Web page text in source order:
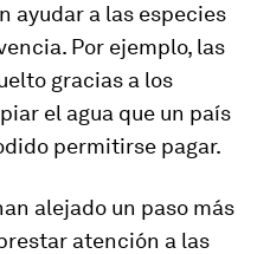
ayudar a las especies
Por ejemplo, las
gracias a los
el agua que un país
permitirse pagar.
alejado un paso más
atención a las